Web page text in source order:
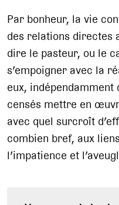
Par bonheur, la vie
des relations directes
dire le pasteur, ou le
s’empoigner avec la
eux, indépendamment
censés mettre en
avec quel surcroît
combien bref, aux
l’impatience et